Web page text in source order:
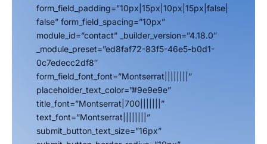
form_field_padding=”10px|15px|10px|15px|false|
false” form_field_spacing=”10px”
module_id=”contact” _builder_version=”4.18.0″
_module_preset=”ed8faf72-83f5-46e5-b0d1-
0c7edecc2df8″
form_field_font_font=”Montserrat||||||||”
placeholder_text_color=”#9e9e9e”
title_font=”Montserrat|700|||||||”
text_font=”Montserrat||||||||”
submit_button_text_size=”16px”